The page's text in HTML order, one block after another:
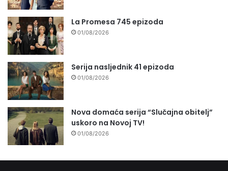
La Promesa 745 epizoda
01/08/2026
Serija nasljednik 41 epizoda
01/08/2026
Nova domaća serija “Slučajna obitelj”
uskoro na Novoj TV!
01/08/2026